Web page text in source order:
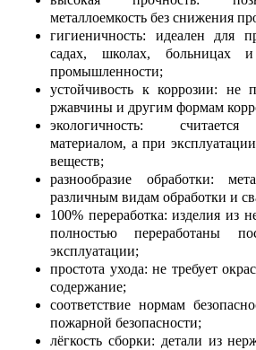
металлоемкость без снижения
гигиеничность: идеален для
садах, школах, больницах
промышленности;
устойчивость к коррозии: не
ржавчины и другим формам
экологичность:
материалом, а при
веществ;
разнообразие обработки:
различным видам обработки и
100% переработка: изделия из
полностью переработаны
эксплуатации;
простота ухода: не требует
содержание;
соответствие нормам
пожарной безопасности;
лёгкость сборки: детали из